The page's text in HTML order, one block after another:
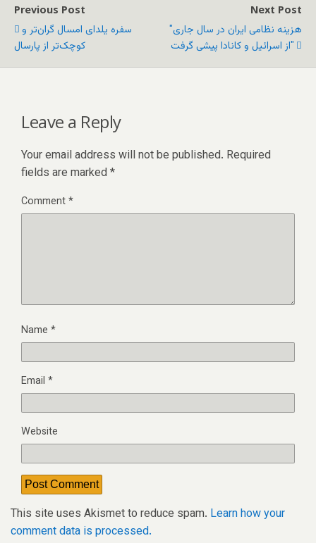
Previous Post
سفره یلدای امسال گران‌تر و
کوچک‌تر از پارسال
Next Post
"هزینه نظامی ایران در سال جاری
از اسرائیل و کانادا پیشی گرفت"
Leave a Reply
Your email address will not be published. Required
fields are marked *
Comment*
Name *
Email *
Website
This site uses Akismet to reduce spam. Learn how your
comment data is processed.